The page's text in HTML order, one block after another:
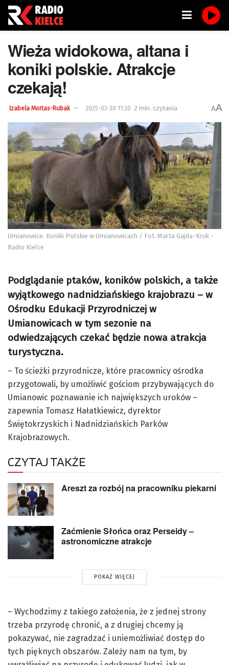
Wieża widokowa, altana i
koniki polskie. Atrakcje
czekają!
Izabela Mortas-Rubak 2025-03-30 11:30 2 min. czytania AA
Umianowice. Koniki Polskie w Umianowicach / Fot. Marta Gajda-Kruk -
Radio Kielce
Podglądanie ptaków, koników polskich, a także
wyjątkowego nadnidziańskiego krajobrazu – w
Ośrodku Edukacji Przyrodniczej w
Umianowicach w tym sezonie na
odwiedzających czekać będzie nowa atrakcja
turystyczna.
– To ścieżki przyrodnicze, które pracownicy ośrodka
przygotowali, by umożliwić gościom przybywających do
Umianowic poznawanie ich największych uroków –
zapewnia Tomasz Hałatkiewicz, dyrektor
Świętokrzyskich i Nadnidziańskich Parków
Krajobrazowych.
CZYTAJ TAKŻE
Areszt za rozbój na pracowniku piekarni
Zaćmienie Słońca oraz Perseidy –
astronomiczne atrakcje
POKAŻ WIĘCEJ
– Wychodzimy z takiego założenia, że z jednej strony
trzeba przyrodę chronić, a z drugiej chcemy ją
pokazywać, nie zagradzać i uniemożliwiać dostęp do
tych pięknych obszarów. Zależy nam na tym, by